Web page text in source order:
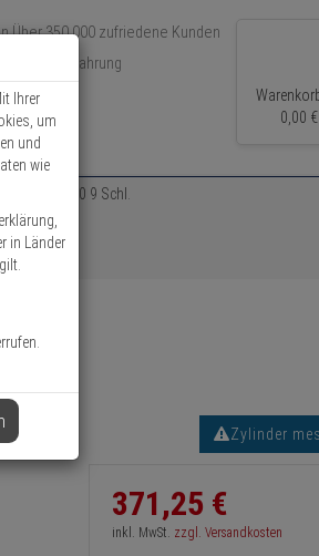
Über 350.000 zufriedene Kunden
15 Jahre Erfahrung
Versand
0, 00 €
35/40 9 Schl.
Zylinder
Informationen
zurück
Preis,
371,25 €
inkl. MwSt. zzgl. Versandkosten
Ihrer
um
und
wie
in Länder